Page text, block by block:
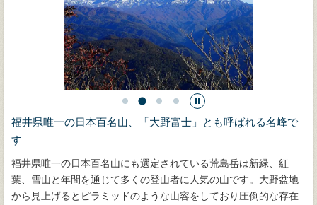
福井県唯一の日本百名山、「大野富士」とも呼ばれる名峰で
す
福井県唯一の日本百名山にも選定されている荒島岳は新緑、紅
葉、雪山と年間を通じて多くの登山者に人気の山です。大野盆地
から見上げるとピラミッドのような山容をしており圧倒的な存在